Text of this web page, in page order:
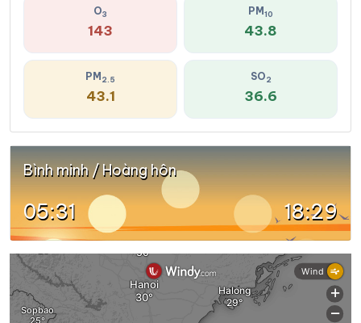
O3
143
PM 10
43.8
PM 2.5
43.1
SO2
36.6
Bình minh / Hoàng hôn
05:31 18:29